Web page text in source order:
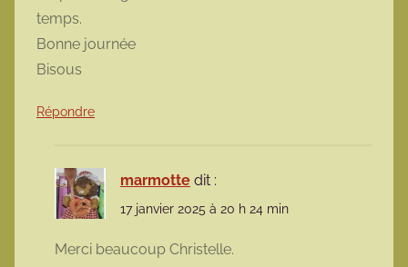
temps.
Bonne journée
Bisous
Répondre
marmotte dit :
17 janvier 2025 à 20 h 24 min
Merci beaucoup Christelle.